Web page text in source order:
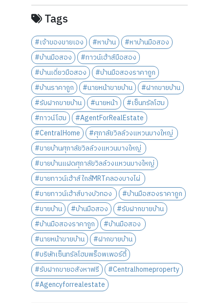
Tags
#เจ้าของขายเอง #หาบ้าน
#หาบ้านมือสอง
#บ้านมือสอง
#ทาวน์เฮ้าส์มือสอง
#บ้านเดี่ยวมือสอง
#บ้านมือสองราคาถูก
#บ้านราคาถูก
#นายหน้าขายบ้าน
#ฝากขายบ้าน
#รับฝากขายบ้าน
#นายหน้า
#เซ็นทรัลโฮม
#ทาวน์โฮม
#AgentForRealEstate
#CentralHome
#ศุภาลัยวิลล์วงแหวนบางใหญ่
#ขายบ้านศุภาลัยวิลล์วงแหวนบางใหญ่
#ขายบ้านแฝดศุภาลัยวิลล์วงแหวนบางใหญ่
#ขายทาวน์เฮ้าส์ใกล้MRTคลองบางไผ่
#ขายทาวน์เฮ้าส์บางบัวทอง
#บ้านมือสองราคาถูก
#ขายบ้าน
#บ้านมือสอง
#รับฝากขายบ้าน
#บ้านมือสองราคาถูก
#บ้านมือสอง
#นายหน้าขายบ้าน
#ฝากขายบ้าน
#บริษัทเซ็นทรัลโฮมพร็อพเพอร์ตี้
#รับฝากขายอสังหาฟรี
#Centralhomeproperty
#Agencyforrealestate